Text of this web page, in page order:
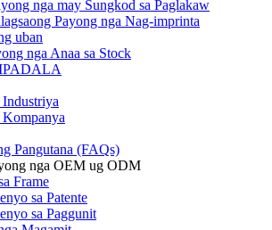
nga may Sungkod sa Paglakaw
Payong nga Nag-imprinta
uban
nga Anaa sa Stock
Pangutana (FAQs)
nga OEM ug ODM
Frame
sa Patente
sa Paggunit